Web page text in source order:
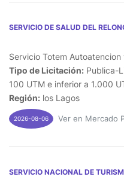
SERVICIO DE SALUD DEL
Servicio Totem Autoatencion
Tipo de Licitación: Publica-
100 UTM e inferior a 1.000
Región: los Lagos
2026-08-06 Ver en Mercado
SERVICIO NACIONAL DE